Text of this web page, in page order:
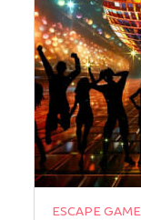
ESCAPE GAME